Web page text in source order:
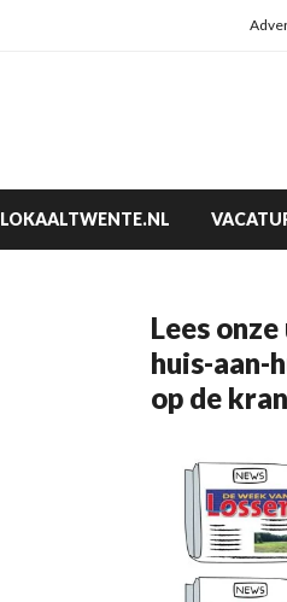
LOKAALTWENTE.NL
Lees
huis-aan-
op de